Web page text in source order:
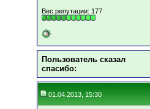
Вес репутации: 177
Пользователь сказал
cпасибо:
01.04.2013, 15:30